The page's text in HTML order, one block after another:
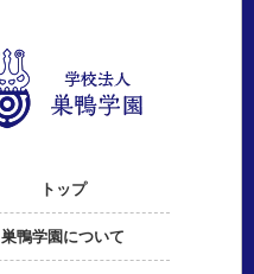
トップ
巣鴨学園について